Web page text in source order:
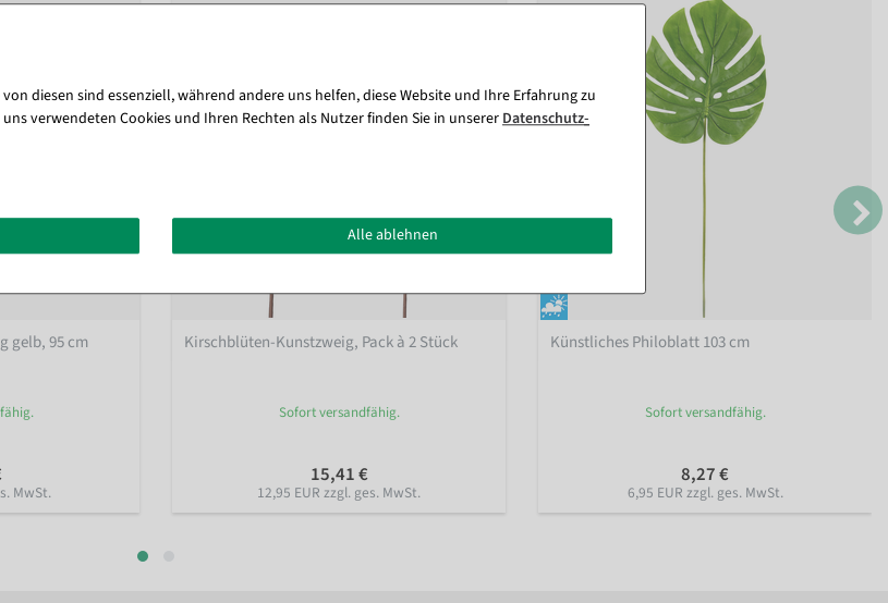
gelb, 95 cm
MwSt.
Kirschblüten-Kunstzweig, Pack à 2 Stück
Sofort versandfähig.
15,41 €
12,95 EUR zzgl. ges. MwSt.
Künstliches Philoblatt 103 cm
Sofort versandfähig.
8,27 €
6,95 EUR zzgl. ges. MwSt.
diesen sind essenziell, während andere uns helfen, diese Website und Ihre Erfahrung zu
verwendeten Cookies und Ihren Rechten als Nutzer finden Sie in unsererDaten­schutz­
Alle ablehnen